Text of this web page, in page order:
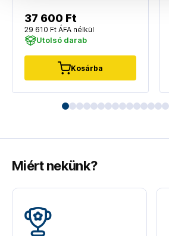
37 600 Ft
29 610 Ft ÁFA nélkül
Utolsó darab
Kosárba
Miért nekünk?